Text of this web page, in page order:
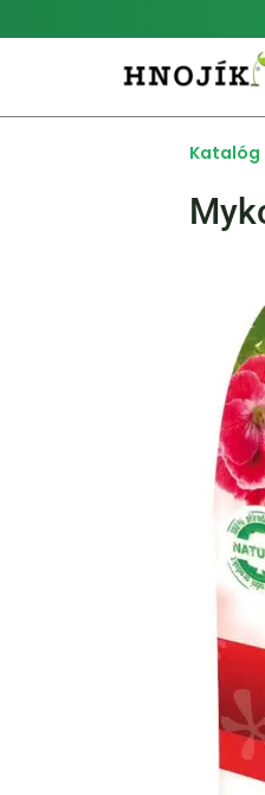
Katalóg